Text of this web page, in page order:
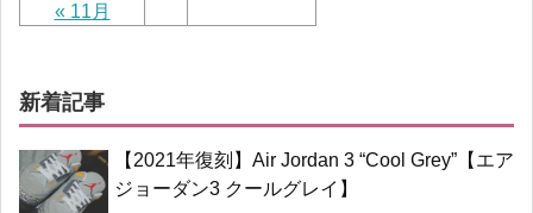
« 11月
新着記事
【2021年復刻】Air Jordan 3 “Cool Grey”【エア
ジョーダン3 クールグレイ】